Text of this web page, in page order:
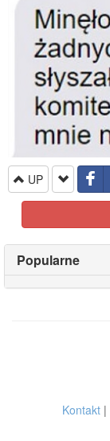
UP
Popularne
Kontakt |